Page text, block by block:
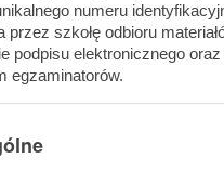
numeru
przez szkołę odbioru
podpisu elektronicznego
egzaminatorów.